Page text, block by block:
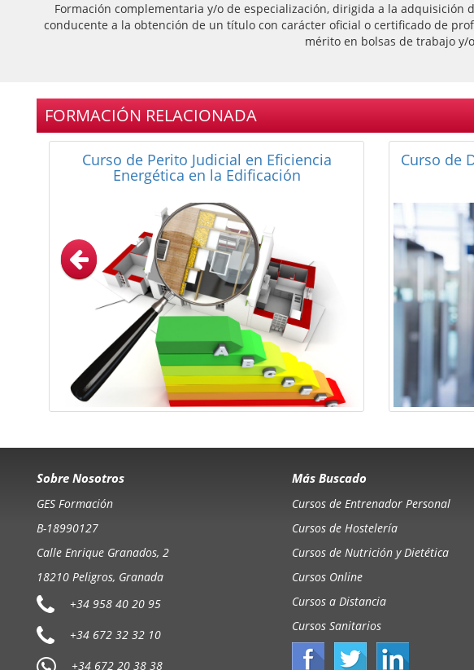
Formación complementaria y/o de especialización, dirigida a la
conducente a la obtención de un título con carácter oficial o certificado de
mérito en bolsas de trabajo y/
FORMACIÓN RELACIONADA
Curso Universitario de Dirección y Gestión
de Empresas Inmobiliarias
Curso
Sobre Nosotros
GES Formación
B-18990127
Calle Enrique Granados, 2
18210 Peligros, Granada
+34 958 40 20 95
+34 672 32 32 10
Más Buscado
Cursos de Entrenador Personal
Cursos de Hostelería
Cursos de Nutrición y Dietética
Cursos Online
Cursos a Distancia
Cursos Sanitarios